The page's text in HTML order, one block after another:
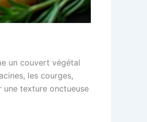
un couvert végétal
les courges,
une texture onctueuse